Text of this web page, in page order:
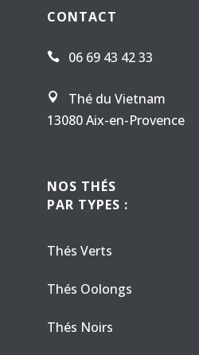
CONTACT
 06 69 43 42 33

Thé du Vietnam
13080 Aix-en-Provence
NOS THÉS
PAR TYPES :
Thés Verts
Thés Oolongs
Thés Noirs